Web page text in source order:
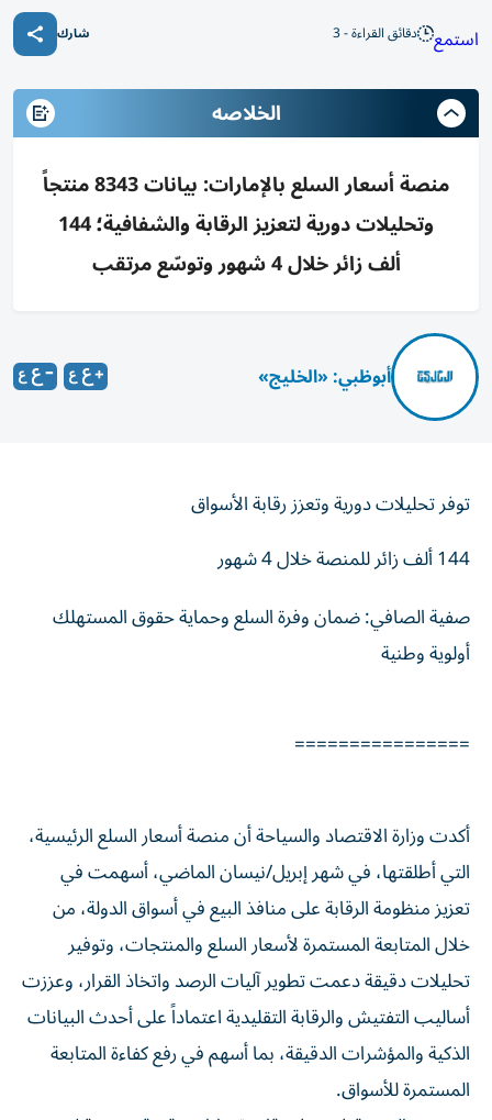
استمع دقائق القراءة - 3 شارك
الخلاصه
منصة أسعار السلع بالإمارات: بيانات 8343 منتجاً
وتحليلات دورية لتعزيز الرقابة والشفافية؛ 144
ألف زائر خلال 4 شهور وتوسّع مرتقب
أبوظبي: «الخليج»
أولوية وطنية
التي أطلقتها، في شهر إبريل/نيسان الماضي، أسهمت في
تعزيز منظومة الرقابة على منافذ البيع في أسواق الدولة، من
خلال المتابعة المستمرة لأسعار السلع والمنتجات، وتوفير
تحليلات دقيقة دعمت تطوير آليات الرصد واتخاذ القرار، وعززت
أساليب التفتيش والرقابة التقليدية اعتماداً على أحدث البيانات
الذكية والمؤشرات الدقيقة، بما أسهم في رفع كفاءة المتابعة
المستمرة للأسواق.
ونجحت المنصة في توفير قاعدة بيانات رقمية متقدمة لرصد